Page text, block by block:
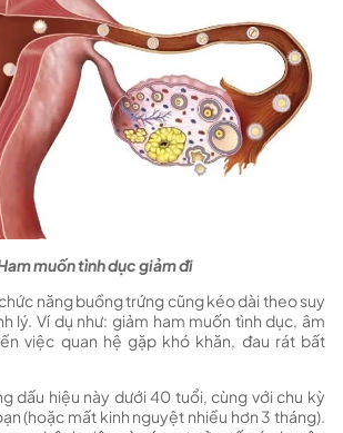
muốn tình dục giảm đi
năng buồng trứng cũng kéo dài theo suy
lý. Ví dụ như: giảm ham muốn tình dục, âm
việc quan hệ gặp khó khăn, đau rát bất
dấu hiệu này dưới 40 tuổi, cùng với chu kỳ
(hoặc mất kinh nguyệt nhiều hơn 3 tháng).